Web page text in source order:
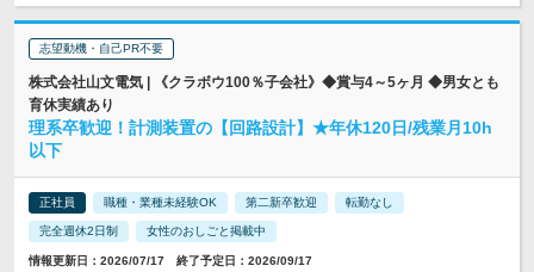
志望動機・自己PR不要
株式会社山文電気 | 《クラボウ100％子会社》◆賞与4～5ヶ月 ◆男女とも
育休実績あり
理系卒歓迎！計測装置の【回路設計】★年休120日/残業月10h
以下
正社員 職種・業種未経験OK 第二新卒歓迎 転勤なし
完全週休2日制 女性のおしごと掲載中
情報更新日：2026/07/17 終了予定日：2026/09/17